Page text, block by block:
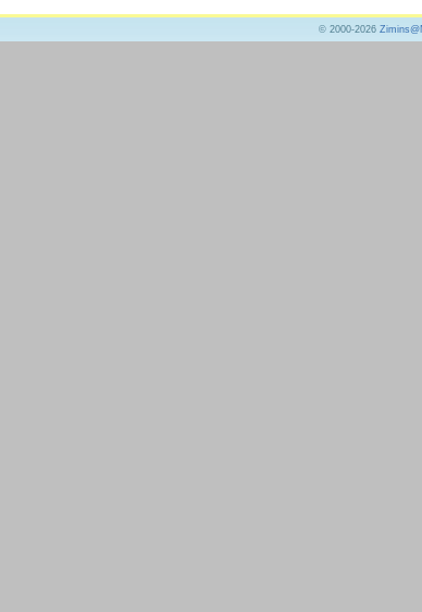
© 2000-2026